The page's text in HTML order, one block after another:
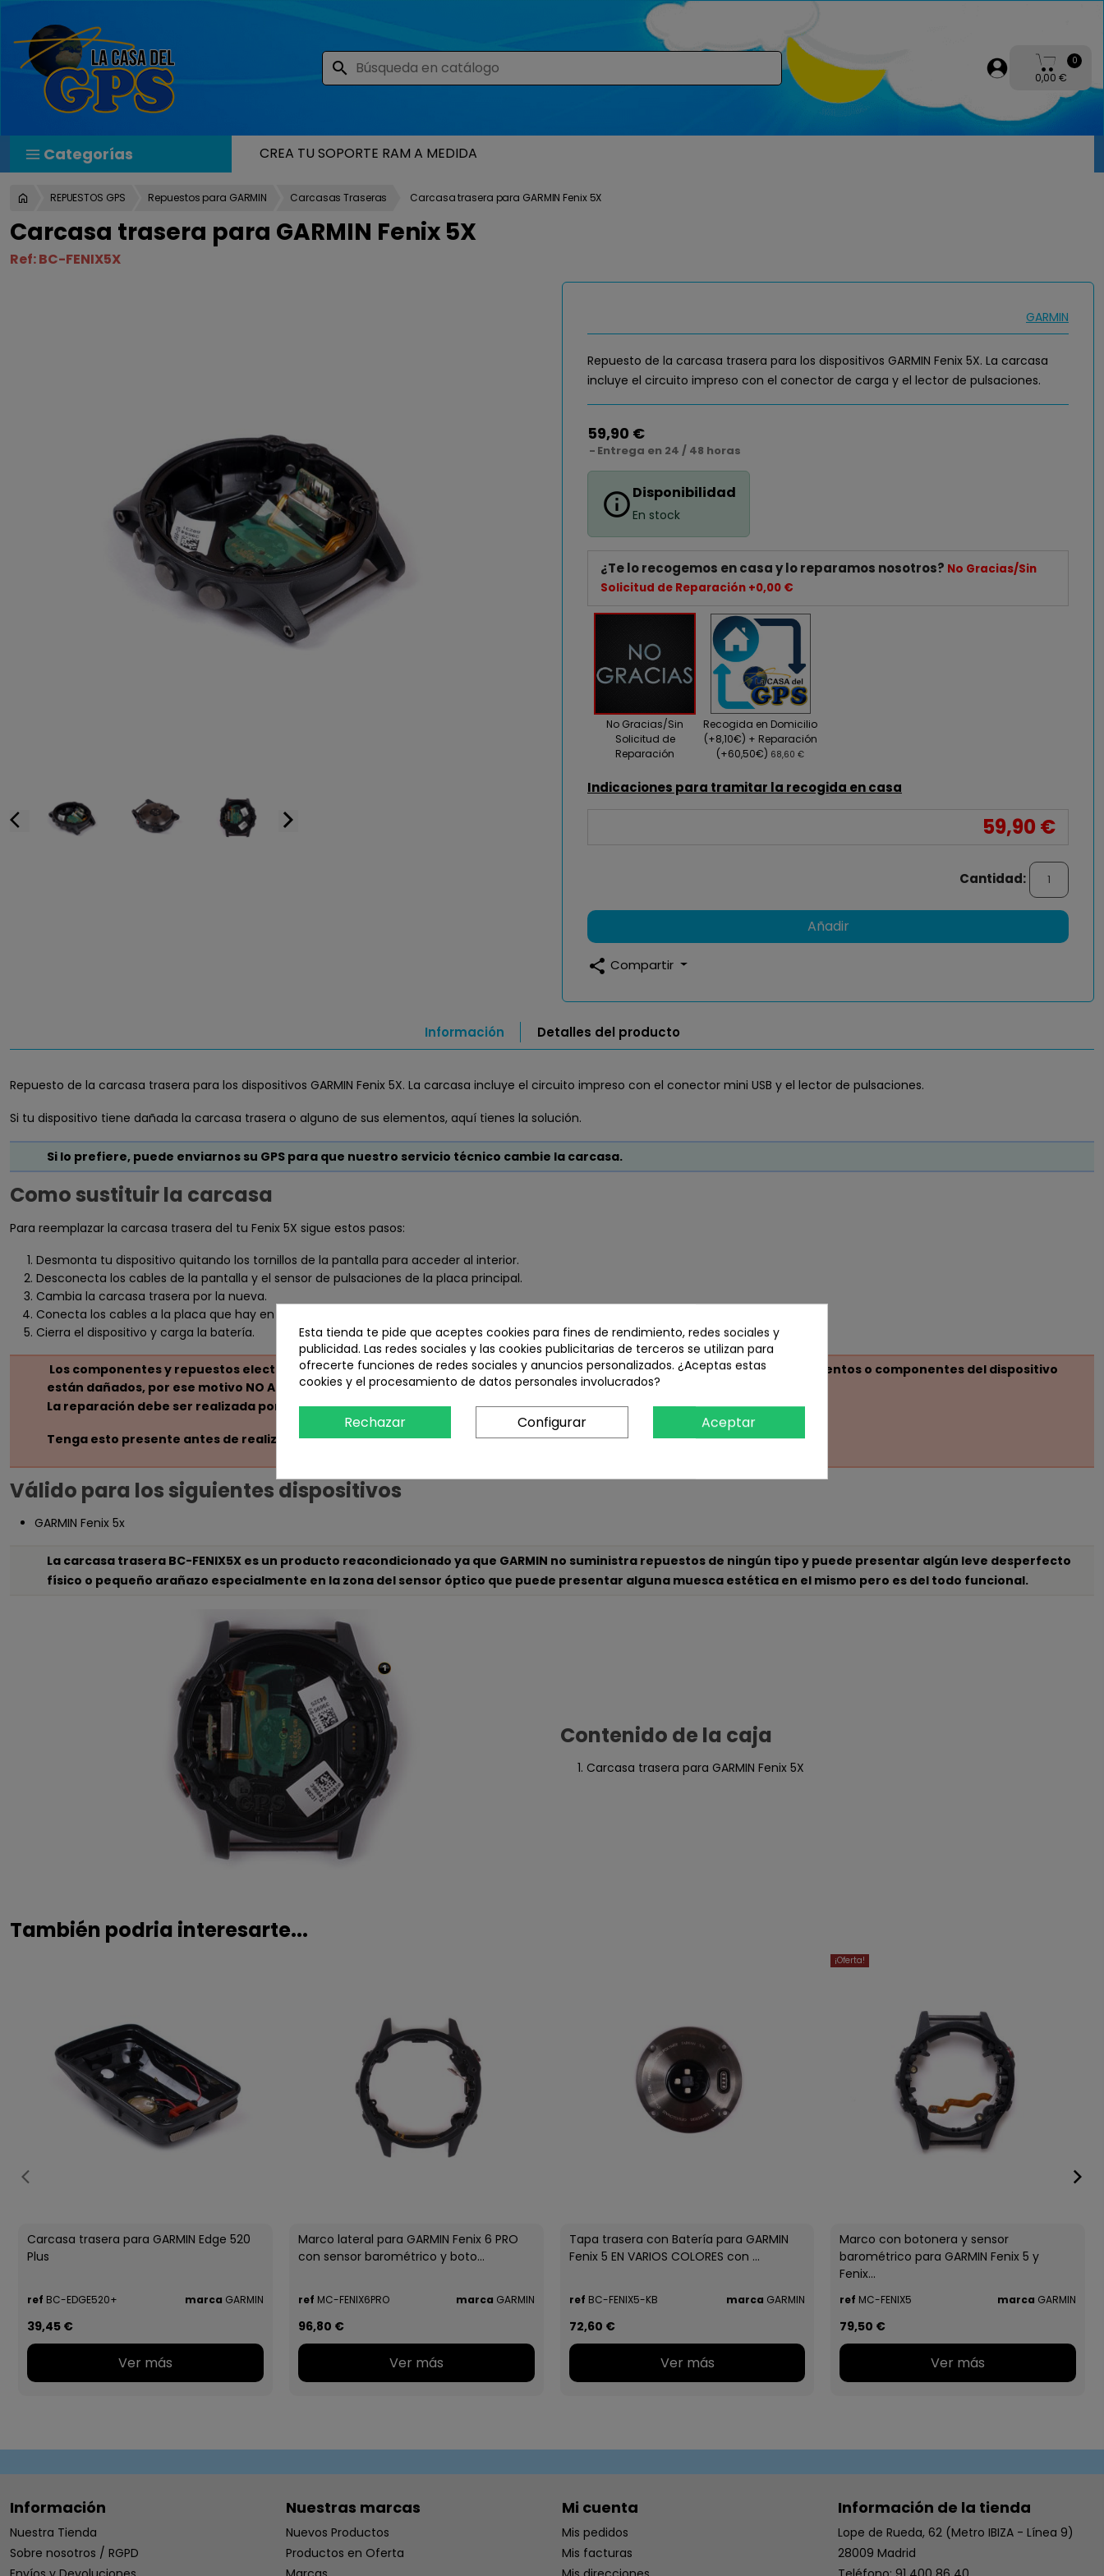
search 0
0,00 €
Categorías CREA TU SOPORTE RAM A MEDIDA
REPUESTOS GPS Repuestos para GARMIN Carcasas Traseras Carcasa trasera para GARMIN Fenix 5X
Carcasa trasera para GARMIN Fenix 5X
Ref:BC-FENIX5X
arrow_back_ios arrow_forward_ios
GARMIN
Repuesto de la carcasa trasera para los dispositivos GARMIN Fenix 5X. La carcasa
incluye el circuito impreso con el conector de carga y el lector de pulsaciones.
59,90 €
Entrega en 24 / 48 horas
info_outlineDisponibilidad
En stock
¿Te lo recogemos en casa y lo reparamos nosotros? No Gracias/Sin
Solicitud de Reparación +0,00 €
No Gracias/Sin
Solicitud de
Reparación
Recogida en Domicilio
(+8,10€) + Reparación
(+60,50€) 68,60 €
Indicaciones para tramitar la recogida en casa
59,90 €
Cantidad:
Añadir
share Compartir
Información Detalles del producto
Repuesto de la carcasa trasera para los dispositivos GARMIN Fenix 5X. La carcasa incluye el circuito impreso con el conector mini USB y el lector de pulsaciones.
Si tu dispositivo tiene dañada la carcasa trasera o alguno de sus elementos, aquí tienes la solución.
Si lo prefiere, puede enviarnos su GPS para que nuestro servicio técnico cambie la carcasa.
Como sustituir la carcasa
Para reemplazar la carcasa trasera del tu Fenix 5X sigue estos pasos:
Desmonta tu dispositivo quitando los tornillos de la pantalla para acceder al interior.
Desconecta los cables de la pantalla y el sensor de pulsaciones de la placa principal.
Cambia la carcasa trasera por la nueva.
Conecta los cables a la placa que hay en la carcasa.
Cierra el dispositivo y carga la batería.
Los componentes y repuestos electrónicos, son susceptibles de sufrir daños si se instalan incorrectamente o si otros elementos o componentes del dispositivo
están dañados, por ese motivo NO ADMITIMOS DEVOLUCIONES en este tipo artículos.
La reparación debe ser realizada por un técnico cualificado que diagnostique correctamente el alcance de la avería .
Tenga esto presente antes de realizar la compra
Válido para los siguientes dispositivos
GARMIN Fenix 5x
La carcasa trasera BC-FENIX5X es un producto reacondicionado ya que GARMIN no suministra repuestos de ningún tipo y puede presentar algún leve desperfecto
físico o pequeño arañazo especialmente en la zona del sensor óptico que puede presentar alguna muesca estética en el mismo pero es del todo funcional.
Contenido de la caja
Carcasa trasera para GARMIN Fenix 5X
También podria interesarte...
Carcasa trasera para GARMIN Edge 520
Plus
ref BC-EDGE520+ marca GARMIN
39,45 €
Ver más
Marco lateral para GARMIN Fenix 6 PRO
con sensor barométrico y boto...
ref MC-FENIX6PRO marca GARMIN
96,80 €
Ver más
Tapa trasera con Batería para GARMIN
Fenix 5 EN VARIOS COLORES con ...
ref BC-FENIX5-KB marca GARMIN
72,60 €
Ver más
¡Oferta!
Marco con botonera y sensor
barométrico para GARMIN Fenix 5 y
Fenix...
ref MC-FENIX5 marca GARMIN
79,50 €
Ver más
Información
Nuestra Tienda
Sobre nosotros / RGPD
Nuestras marcas
Nuevos Productos
Productos en Oferta
Mi cuenta
Mis pedidos
Mis facturas
Información de la tienda
Lope de Rueda, 62 (Metro IBIZA - Línea 9)
28009 Madrid
Esta tienda te pide que aceptes cookies para fines de rendimiento, redes sociales y
publicidad. Las redes sociales y las cookies publicitarias de terceros se utilizan para
ofrecerte funciones de redes sociales y anuncios personalizados. ¿Aceptas estas
cookies y el procesamiento de datos personales involucrados?
Rechazar Configurar Aceptar